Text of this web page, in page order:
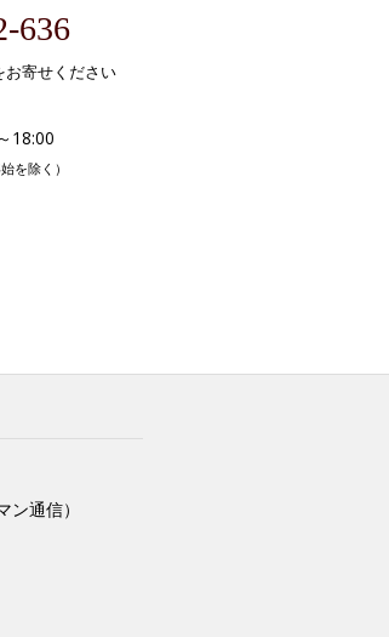
636
お寄せください
18:00
を除く）
通信）